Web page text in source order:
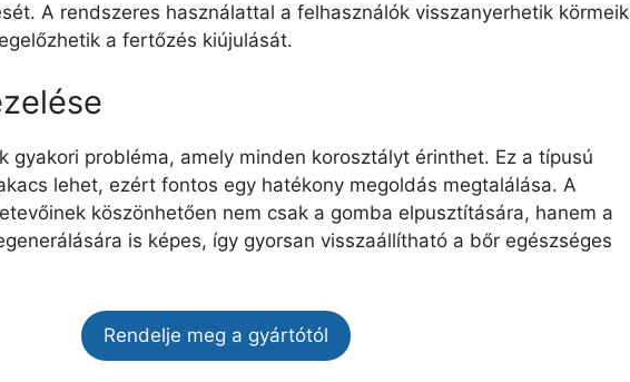
A rendszeres használattal a felhasználók visszanyerhetik körmeik
a fertőzés kiújulását.
gyakori probléma, amely minden korosztályt érinthet. Ez a típusú
lehet, ezért fontos egy hatékony megoldás megtalálása. A
köszönhetően nem csak a gomba elpusztítására, hanem a
is képes, így gyorsan visszaállítható a bőr egészséges
Rendelje meg a gyártótól